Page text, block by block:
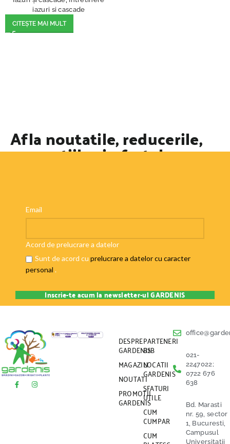
iazuri si cascade
CITEȘTE MAI MULT
Afla noutatile, reducerile,
promotiile si ofertele
Email
Acord de prelucrare a datelor
Sunt de acord cu prelucrare a datelor cu caracter
personal .
DESPRE
GARDENIS
MAGAZIN
NOUTATI
PROMOTII
GARDENIS
PARTENERI
B2B
LOCATII
GARDENIS
SFATURI
UTILE
CUM
CUMPAR
CUM
021-
2247022;
0722 676
638
Bd. Marasti
nr. 59, sector
1, Bucuresti,
Campusul
Universitatii